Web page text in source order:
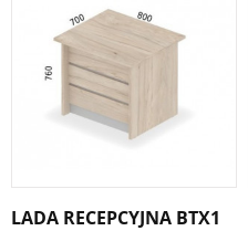
LADA RECEPCYJNA BTX1